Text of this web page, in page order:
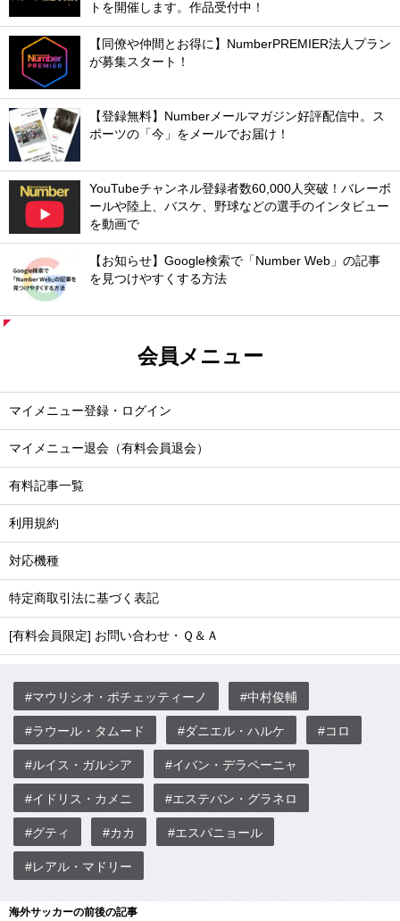
トを開催します。作品受付中！
【同僚や仲間とお得に】NumberPREMIER法人プラン
が募集スタート！
【登録無料】Numberメールマガジン好評配信中。ス
ポーツの「今」をメールでお届け！
YouTubeチャンネル登録者数60,000人突破！バレーボ
ールや陸上、バスケ、野球などの選手のインタビュー
を動画で
【お知らせ】Google検索で「Number Web」の記事
を見つけやすくする方法
会員メニュー
マイメニュー登録・ログイン
マイメニュー退会（有料会員退会）
有料記事一覧
利用規約
対応機種
特定商取引法に基づく表記
[有料会員限定] お問い合わせ・Ｑ＆Ａ
#マウリシオ・ポチェッティーノ #中村俊輔
#ラウール・タムード #ダニエル・ハルケ #コロ
#ルイス・ガルシア #イバン・デラペーニャ
#イドリス・カメニ #エステバン・グラネロ
#グティ #カカ #エスパニョール
#レアル・マドリー
海外サッカーの前後の記事